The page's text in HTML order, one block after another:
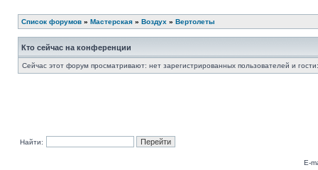
Список форумов » Мастерская » Воздух » Вертолеты
Кто сейчас на конференции
Сейчас этот форум просматривают: нет зарегистрированных пользователей и
Найти:
E-